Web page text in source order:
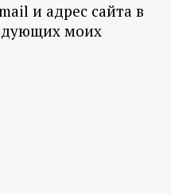
и адрес сайта в
моих